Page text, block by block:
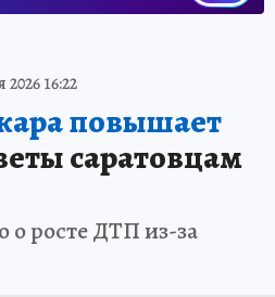
16:22
повышает
саратовцам
росте ДТП из-за